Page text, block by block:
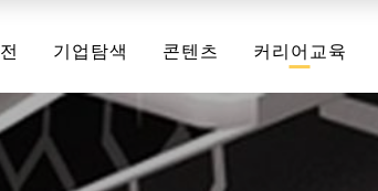
기업탐색 콘텐츠 커리어교육